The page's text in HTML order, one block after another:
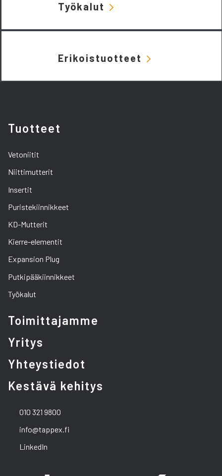
Työkalut
Erikoistuotteet
Tuotteet
Vetoniitit
Niittimutterit
Insertit
Puristekiinnikkeet
KD-Mutterit
Kierre-elementit
Expansion Plug
Putkipääkiinnikkeet
Työkalut
Toimittajamme
Yritys
Yhteystiedot
Kestävä kehitys
010 321 9800
info@tappex.fi
LinkedIn